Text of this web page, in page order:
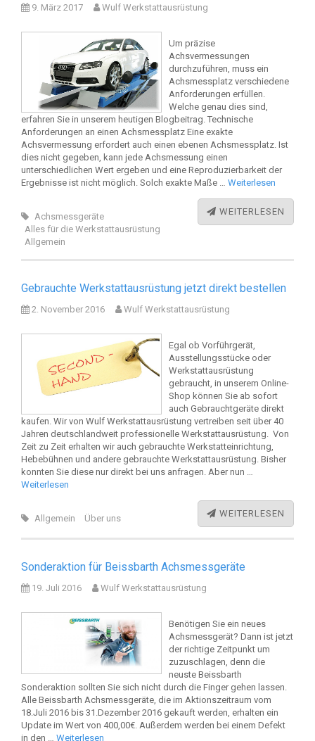
9. März 2017 Wulf Werkstattausrüstung
Um präzise
Achsvermessungen
durchzuführen, muss ein
Achsmessplatz verschiedene
Anforderungen erfüllen.
Welche genau dies sind,
erfahren Sie in unserem heutigen Blogbeitrag. Technische
Anforderungen an einen Achsmessplatz Eine exakte
Achsvermessung erfordert auch einen ebenen Achsmessplatz. Ist
dies nicht gegeben, kann jede Achsmessung einen
unterschiedlichen Wert ergeben und eine Reproduzierbarkeit der
Ergebnisse ist nicht möglich. Solch exakte Maße … Weiterlesen
WEITERLESEN
Achsmessgeräte
Alles für die Werkstattausrüstung
Allgemein
Gebrauchte Werkstattausrüstung jetzt direkt bestellen
2. November 2016 Wulf Werkstattausrüstung
Egal ob Vorführgerät,
Ausstellungsstücke oder
Werkstattausrüstung
gebraucht, in unserem Online-
Shop können Sie ab sofort
auch Gebrauchtgeräte direkt
kaufen. Wir von Wulf Werkstattausrüstung vertreiben seit über 40
Jahren deutschlandweit professionelle Werkstattausrüstung. Von
Zeit zu Zeit erhalten wir auch gebrauchte Werkstatteinrichtung,
Hebebühnen und andere gebrauchte Werkstattausrüstung. Bisher
konnten Sie diese nur direkt bei uns anfragen. Aber nun …
Weiterlesen
WEITERLESEN
Allgemein Über uns
Sonderaktion für Beissbarth Achsmessgeräte
19. Juli 2016 Wulf Werkstattausrüstung
Benötigen Sie ein neues
Achsmessgerät? Dann ist jetzt
der richtige Zeitpunkt um
zuzuschlagen, denn die
neuste Beissbarth
Sonderaktion sollten Sie sich nicht durch die Finger gehen lassen.
Alle Beissbarth Achsmessgeräte, die im Aktionszeitraum vom
18.Juli 2016 bis 31.Dezember 2016 gekauft werden, erhalten ein
Update im Wert von 400,00€. Außerdem werden bei einem Defekt
in den … Weiterlesen